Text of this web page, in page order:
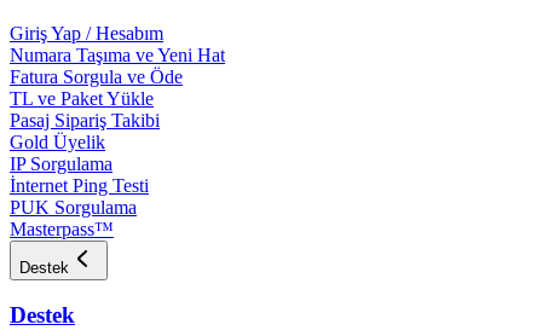
Giriş Yap / Hesabım
Numara Taşıma ve Yeni Hat
Fatura Sorgula ve Öde
TL ve Paket Yükle
Pasaj Sipariş Takibi
Gold Üyelik
IP Sorgulama
İnternet Ping Testi
PUK Sorgulama
Masterpass™
Destek
Destek